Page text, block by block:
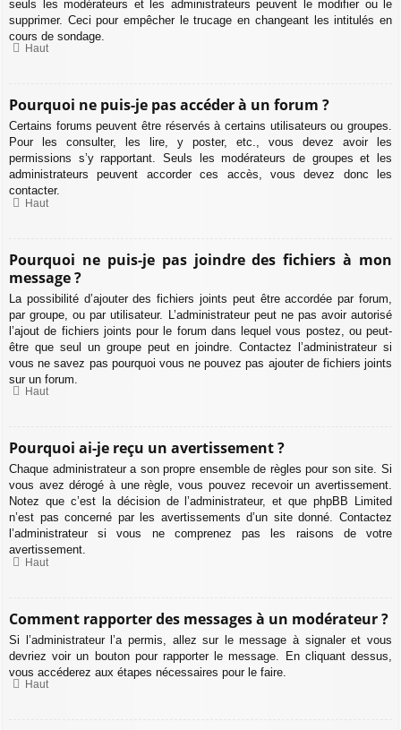
seuls les modérateurs et les administrateurs peuvent le modifier ou le
supprimer. Ceci pour empêcher le trucage en changeant les intitulés en
cours de sondage.
Haut
Pourquoi ne puis-je pas accéder à un forum ?
Certains forums peuvent être réservés à certains utilisateurs ou groupes.
Pour les consulter, les lire, y poster, etc., vous devez avoir les
permissions s’y rapportant. Seuls les modérateurs de groupes et les
administrateurs peuvent accorder ces accès, vous devez donc les
contacter.
Haut
Pourquoi ne puis-je pas joindre des fichiers à mon
message ?
La possibilité d’ajouter des fichiers joints peut être accordée par forum,
par groupe, ou par utilisateur. L’administrateur peut ne pas avoir autorisé
l’ajout de fichiers joints pour le forum dans lequel vous postez, ou peut-
être que seul un groupe peut en joindre. Contactez l’administrateur si
vous ne savez pas pourquoi vous ne pouvez pas ajouter de fichiers joints
sur un forum.
Haut
Pourquoi ai-je reçu un avertissement ?
Chaque administrateur a son propre ensemble de règles pour son site. Si
vous avez dérogé à une règle, vous pouvez recevoir un avertissement.
Notez que c’est la décision de l’administrateur, et que phpBB Limited
n’est pas concerné par les avertissements d’un site donné. Contactez
l’administrateur si vous ne comprenez pas les raisons de votre
avertissement.
Haut
Comment rapporter des messages à un modérateur ?
Si l’administrateur l’a permis, allez sur le message à signaler et vous
devriez voir un bouton pour rapporter le message. En cliquant dessus,
vous accéderez aux étapes nécessaires pour le faire.
Haut